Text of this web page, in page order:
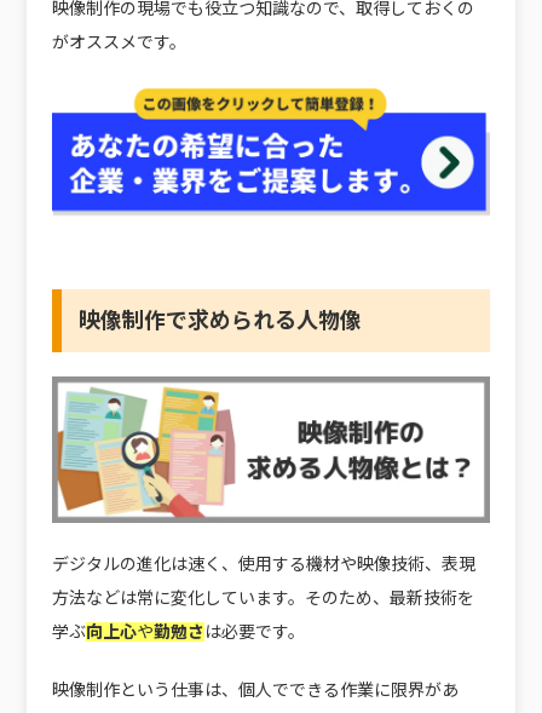
映像制作の現場でも役立つ知識なので、取得しておくの
がオススメです。
映像制作で求められる人物像
デジタルの進化は速く、使用する機材や映像技術、表現
方法などは常に変化しています。そのため、最新技術を
学ぶ向上心や勤勉さ は必要です。
映像制作という仕事は、個人でできる作業に限界があ